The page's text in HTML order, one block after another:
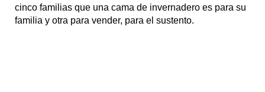
cinco familias que una cama de invernadero es para su
familia y otra para vender, para el sustento.